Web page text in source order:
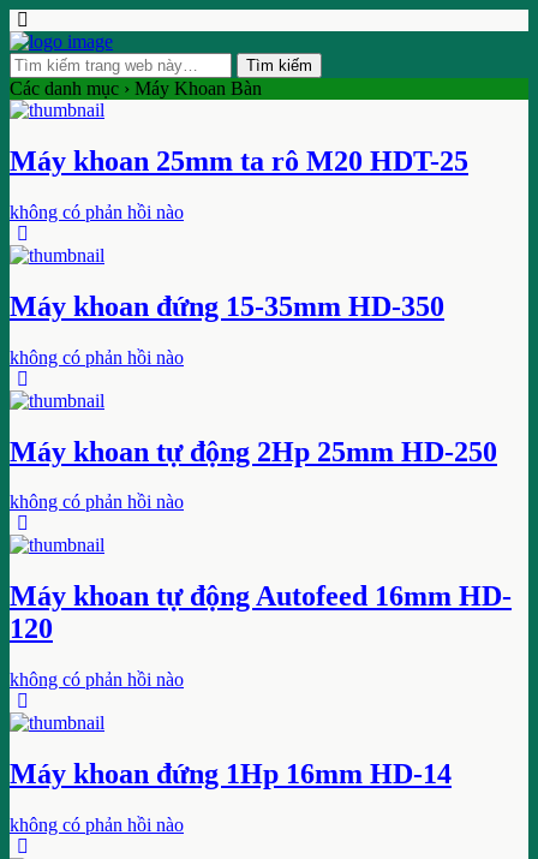
Các danh mục › Máy Khoan Bàn
Máy khoan 25mm ta rô M20 HDT-25
không có phản hồi nào
Máy khoan đứng 15-35mm HD-350
không có phản hồi nào
Máy khoan tự động 2Hp 25mm HD-250
không có phản hồi nào
Máy khoan tự động Autofeed 16mm HD-
120
không có phản hồi nào
Máy khoan đứng 1Hp 16mm HD-14
không có phản hồi nào